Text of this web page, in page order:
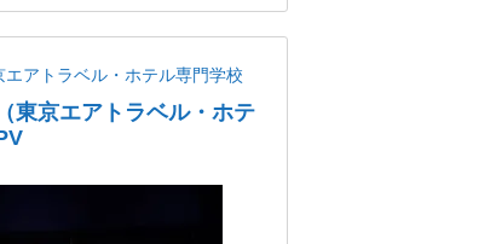
エアトラベル・ホテル専門学校
東京エアトラベル・ホテ